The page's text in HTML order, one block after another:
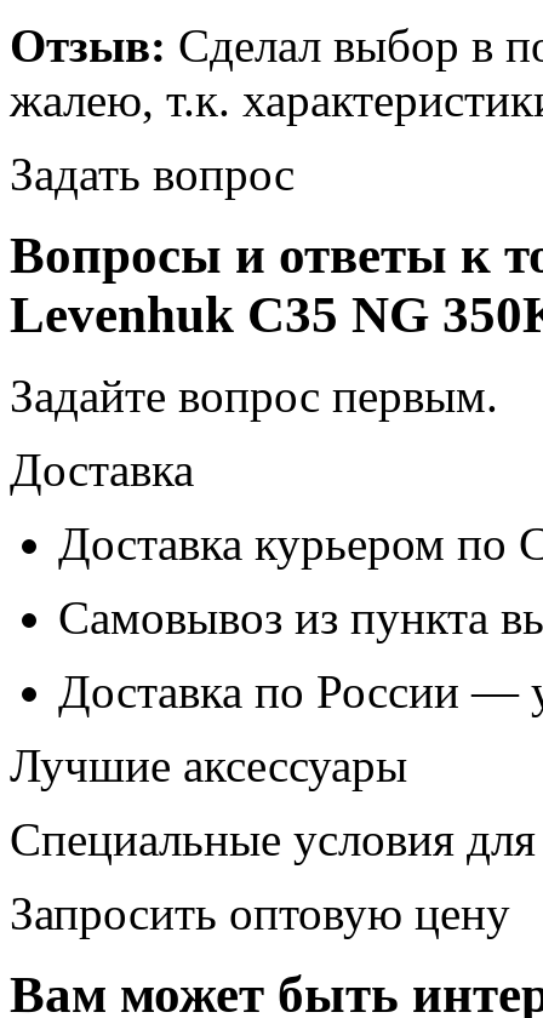
Отзыв: Сделал выбор в
жалею, т.к.
Задать вопрос
Вопросы и ответы к
Levenhuk C35 NG
Задайте вопрос первым.
Доставка
Доставка курьером
Самовывоз из пункта
Доставка по России —
Лучшие аксессуары
Специальные условия
Запросить оптовую цену
Вам может быть